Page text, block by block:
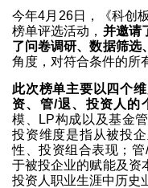
今年4月26日，《科创
榜单评选活动， 并邀请
了问卷调研、数据筛选
角度，对符合条件的所
此次榜单主要以四个
资、管/退、投资人的
模、LP构成以及基金
投资维度是指从被投
性、投资组合表现；
于被投企业的赋能及资
投资人职业生涯中历史